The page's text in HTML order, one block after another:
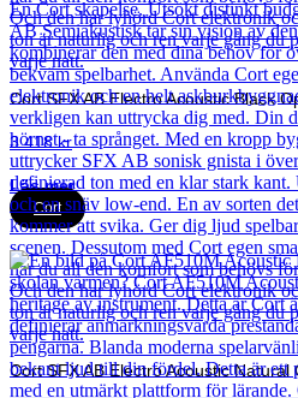
Cort SFX AB Electro Acoustic Black
3 418kr
Läs mer
Cort
Cort SFX AB Electro Acoustic Natural